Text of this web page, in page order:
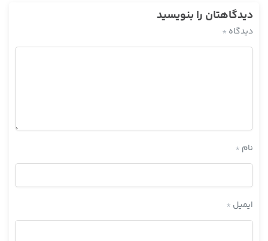
دیدگاهتان را بنویسید
دیدگاه *
نام *
ایمیل *